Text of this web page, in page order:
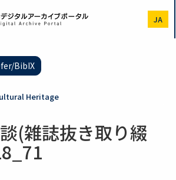
JA
BibIX
Heritage
(雑誌抜き取り綴